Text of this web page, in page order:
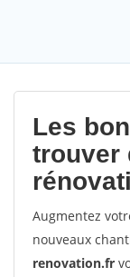
Les
trouver
Augmentez
nouveaux
renovation.fr